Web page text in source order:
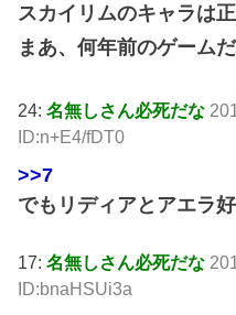
スカイリムのキャラは
まあ、何年前のゲーム
24:名無しさん必死だな
ID:n+E4/fDT0
>>7
でもリディアとアエラ
17:名無しさん必死だな
ID:bnaHSUi3a